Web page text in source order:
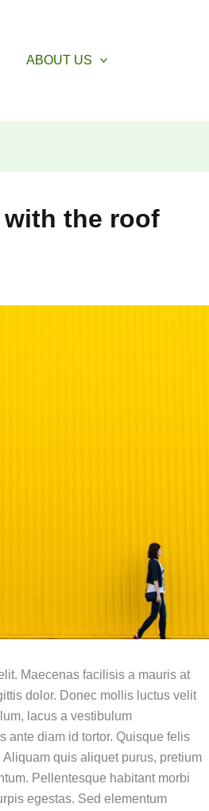
ABOUT US
with the roof
Maecenas facilisis a mauris at
dolor. Donec mollis luctus velit
lacus a vestibulum
ante diam id tortor. Quisque felis
quis aliquet purus, pretium
Pellentesque habitant morbi
egestas. Sed elementum